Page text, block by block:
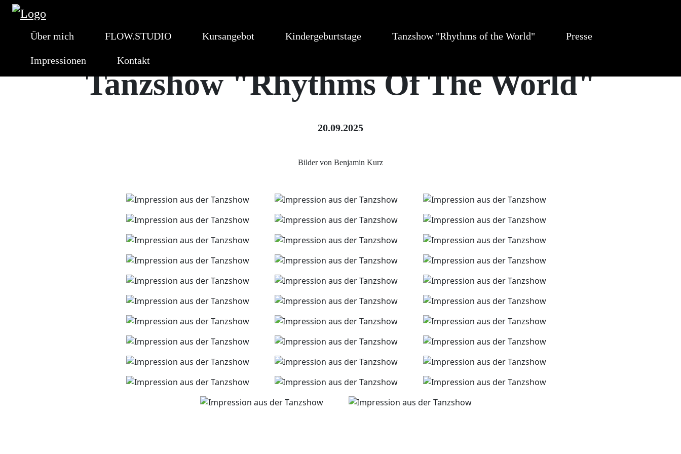
Über mich FLOW.STUDIO Kursangebot Kindergeburtstage Tanzshow "Rhythms of the World" Presse
Impressionen Kontakt
Tanzshow "Rhythms Of The World"
20.09.2025
Bilder von Benjamin Kurz